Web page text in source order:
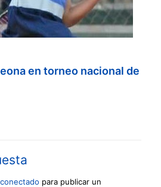
en torneo nacional de
conectado para publicar un